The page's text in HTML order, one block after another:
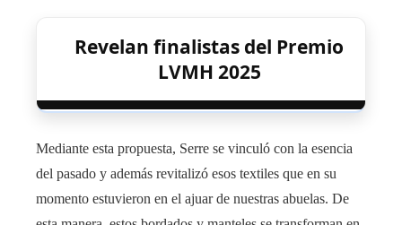
Revelan finalistas del Premio
LVMH 2025
Mediante esta propuesta, Serre se vinculó con la esencia
del pasado y además revitalizó esos textiles que en su
momento estuvieron en el ajuar de nuestras abuelas. De